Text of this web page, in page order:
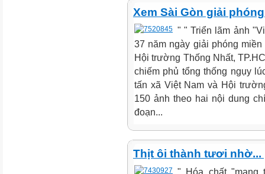
Xem Sài Gòn giải
" " Triển lãm ảnh
37 năm ngày giải phóng
Hội trường Thống Nhất,
chiếm phủ tổng thống ngụy
tấn xã Việt Nam và Hội
150 ảnh theo hai nội dung
đoạn...
Thịt ôi thành tươi nhờ...
" Hóa chất "mang